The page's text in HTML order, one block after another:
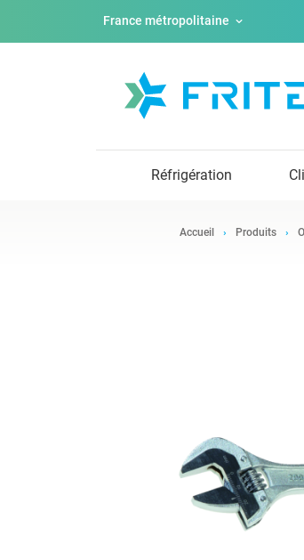
France métropolitaine
Réfrigération
Accueil Produits